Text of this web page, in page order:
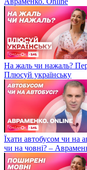
На жаль чи нажаль?
Плюсуй українську
Їхати автобусом чи на
чи на човні? –